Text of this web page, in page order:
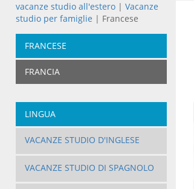
vacanze studio all'estero| Vacanze
studio per famiglie | Francese
FRANCESE
FRANCIA
LINGUA
VACANZE STUDIO D'INGLESE
VACANZE STUDIO DI SPAGNOLO